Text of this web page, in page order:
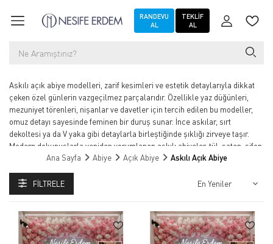
RANDEVU
AL
TEKLIF
AL
Askılı açık abiye modelleri, zarif kesimleri ve estetik detaylarıyla dikkat
çeken özel günlerin vazgeçilmez parçalarıdır. Özellikle yaz düğünleri,
mezuniyet törenleri, nişanlar ve davetler için tercih edilen bu modeller,
omuz detayı sayesinde feminen bir duruş sunar. İnce askılar, sırt
dekoltesi ya da V yaka gibi detaylarla birleştiğinde şıklığı zirveye taşır.
Modern dokunuşlarla yeniden yorumlanan askılı abiyeler; tül, saten, şifon
veya simli kumaş seçenekleriyle geniş bir yelpazeye sahiptir. Her bedene
Ana Sayfa Abiye Açık Abiye Askılı Açık Abiye
FILTRELE